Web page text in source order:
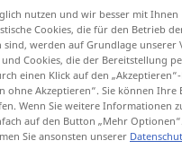
nutzen und wir besser mit Ihnen
Cookies, die für den Betrieb
werden auf Grundlage unserer
Cookies, die der Bereitstellung
einen Klick auf den
ohne Akzeptieren“. Sie können Ihre
Wenn Sie weitere Informationen
auf den Button „Mehr Optionen“.
Sie ansonsten unserer